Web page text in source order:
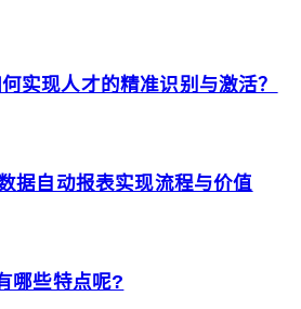
实现人才的精准识别与激活？
据自动报表实现流程与价值
哪些特点呢?